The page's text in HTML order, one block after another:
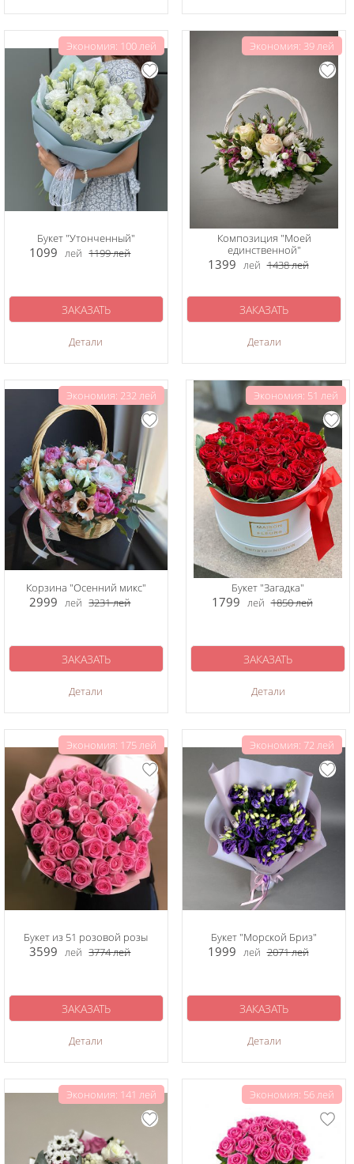
Экономия: 100 лей
Букет "Утонченный"
1099 лей 1199лей
Детали
ЗАКАЗАТЬ
Экономия: 39 лей
Композиция "Моей
единственной"
1399 лей 1438лей
Детали
ЗАКАЗАТЬ
Экономия: 232 лей
Корзина "Осенний микс"
2999 лей 3231лей
Детали
ЗАКАЗАТЬ
Экономия: 51 лей
Букет "Загадка"
1799 лей 1850лей
Детали
ЗАКАЗАТЬ
Экономия: 175 лей
Букет из 51 розовой розы
3599 лей 3774лей
Детали
ЗАКАЗАТЬ
Экономия: 72 лей
Букет "Морской Бриз"
1999 лей 2071лей
Детали
ЗАКАЗАТЬ
Экономия: 141 лей Экономия: 56 лей